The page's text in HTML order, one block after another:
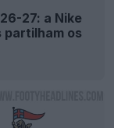
27: a Nike
partilham os